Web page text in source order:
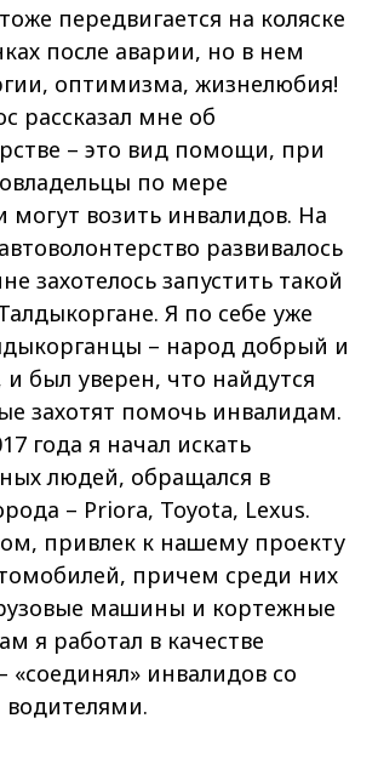
передвигается на коляске
после аварии, но в нем
оптимизма, жизнелюбия!
рассказал мне об
– это вид помощи, при
по мере
могут возить инвалидов. На
развивалось
захотелось запустить такой
Я по себе уже
– народ добрый и
был уверен, что найдутся
захотят помочь инвалидам.
года я начал искать
людей, обращался в
– Priora, Toyota, Lexus.
привлек к нашему проекту
причем среди них
машины и кортежные
я работал в качестве
«соединял» инвалидов со